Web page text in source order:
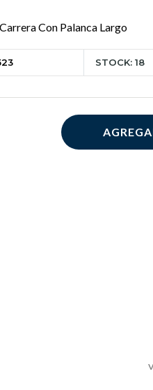
Con Palanca Largo
STOCK: 18